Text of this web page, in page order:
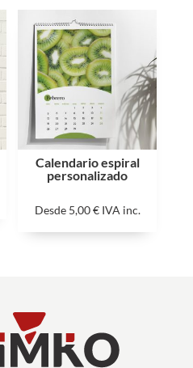
Calendario espiral
personalizado
Desde 5,00€ IVA inc.